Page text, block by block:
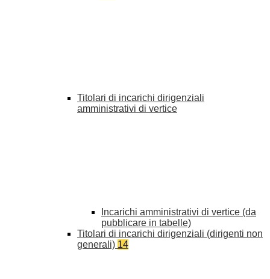
Titolari di incarichi dirigenziali
amministrativi di vertice
Incarichi amministrativi di vertice (da
pubblicare in tabelle)
Titolari di incarichi dirigenziali (dirigenti non
generali) 14